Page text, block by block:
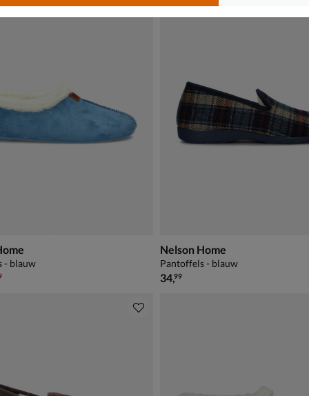
- blauw
voor € 24,49
Nelson Home
Pantoffels - blauw
€ 34,99
34,99